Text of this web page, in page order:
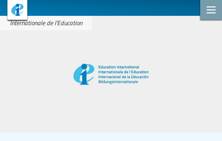
Internationale de l'Education